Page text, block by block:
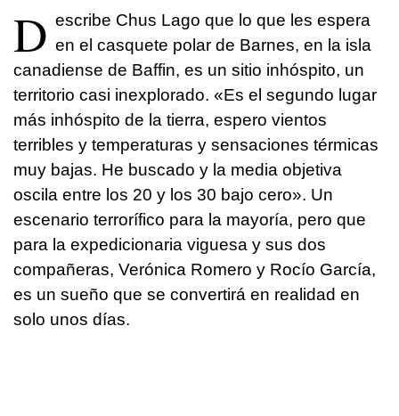
D escribe Chus Lago que lo que les espera
en el casquete polar de Barnes, en la isla
canadiense de Baffin, es un sitio inhóspito, un
territorio casi inexplorado. «Es el segundo lugar
más inhóspito de la tierra, espero vientos
terribles y temperaturas y sensaciones térmicas
muy bajas. He buscado y la media objetiva
oscila entre los 20 y los 30 bajo cero». Un
escenario terrorífico para la mayoría, pero que
para la expedicionaria viguesa y sus dos
compañeras, Verónica Romero y Rocío García,
es un sueño que se convertirá en realidad en
solo unos días.